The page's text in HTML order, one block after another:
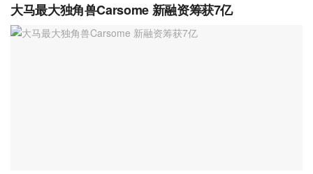
大马最大独角兽Carsome 新融资筹获7亿